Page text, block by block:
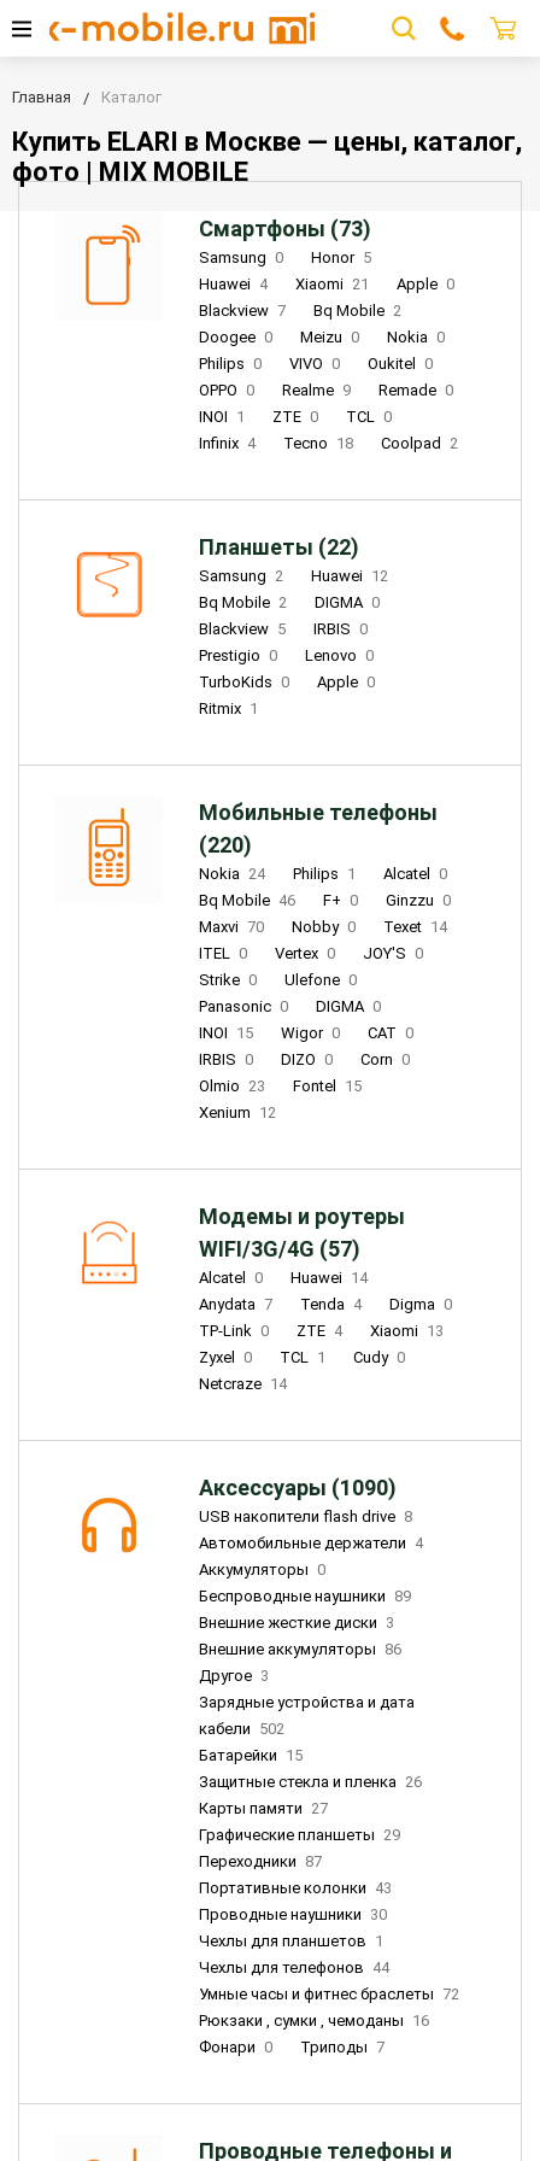
Главная Каталог
Купить ELARI в Москве — цены, каталог,
фото | MIX MOBILE
Смартфоны (73)
Samsung 0 Honor 5
Huawei 4 Xiaomi 21 Apple 0
Blackview 7 Bq Mobile 2
Doogee 0 Meizu 0 Nokia 0
Philips 0 VIVO 0 Oukitel
0
OPPO 0 Realme 9 Remade 0
INOI 1 ZTE 0 TCL 0
Infinix 4 Tecno 18 Coolpad 2
Планшеты (22)
Samsung 2 Huawei 12
Bq Mobile 2 DIGMA 0
Blackview 5 IRBIS 0
Prestigio 0 Lenovo 0
TurboKids 0 Apple 0
Ritmix 1
Мобильные телефоны
(220)
Nokia 24 Philips 1 Alcatel
0
Bq Mobile 46 F+ 0 Ginzzu 0
Maxvi 70 Nobby 0 Texet 14
ITEL 0 Vertex 0 JOY'S 0
Strike 0 Ulefone 0
Panasonic 0 DIGMA 0
INOI 15 Wigor 0 CAT 0
IRBIS 0 DIZO 0 Corn 0
Olmio 23 Fontel
15
Xenium 12
Модемы и роутеры
WIFI/3G/4G (57)
Alcatel 0 Huawei 14
Anydata 7 Tenda 4 Digma 0
TP-Link 0 ZTE 4 Xiaomi 13
Zyxel
0 TCL 1 Cudy 0
Netcraze 14
Аксессуары (1090)
USB накопители flash drive 8
Автомобильные держатели 4
Аккумуляторы 0
Беспроводные наушники 89
Внешние жесткие диски 3
Внешние аккумуляторы 86
Другое 3
Зарядные устройства и дата
кабели 502
Батарейки 15
Защитные стекла и пленка 26
Карты памяти 27
Графические планшеты 29
Переходники 87
Портативные колонки 43
Проводные наушники 30
Чехлы для планшетов 1
Чехлы для телефонов 44
Умные часы и фитнес браслеты 72
Рюкзаки , сумки , чемоданы 16
Фонари 0 Триподы 7
Проводные телефоны и